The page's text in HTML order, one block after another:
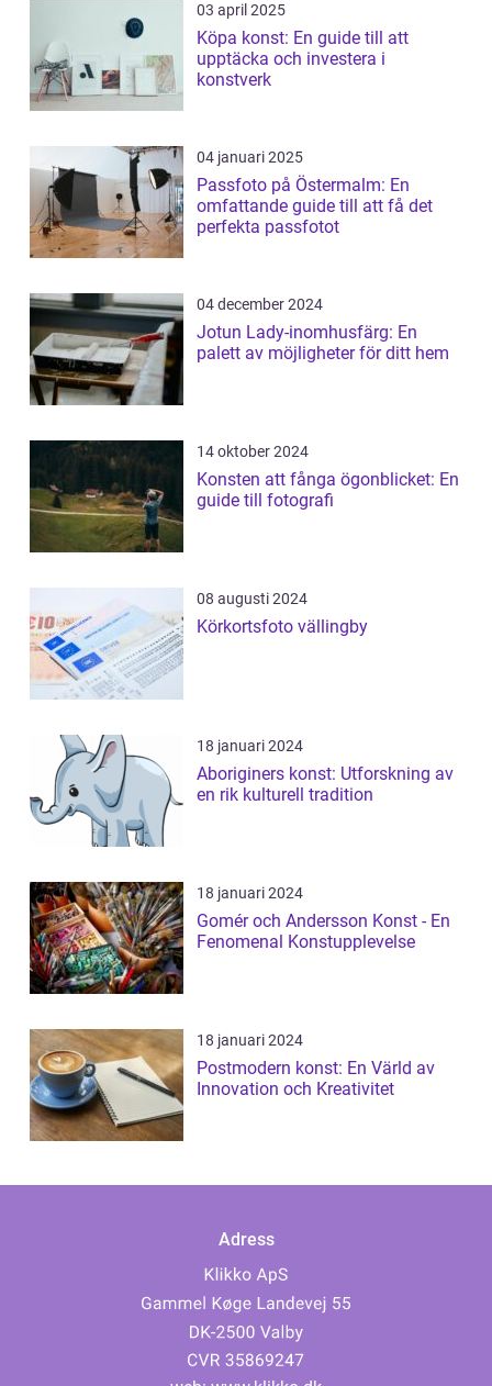
03 april 2025
Köpa konst: En guide till att
upptäcka och investera i
konstverk
04 januari 2025
Passfoto på Östermalm: En
omfattande guide till att få det
perfekta passfotot
04 december 2024
Jotun Lady-inomhusfärg: En
palett av möjligheter för ditt hem
14 oktober 2024
Konsten att fånga ögonblicket: En
guide till fotografi
08 augusti 2024
Körkortsfoto vällingby
18 januari 2024
Aboriginers konst: Utforskning av
en rik kulturell tradition
18 januari 2024
Gomér och Andersson Konst - En
Fenomenal Konstupplevelse
18 januari 2024
Postmodern konst: En Värld av
Innovation och Kreativitet
Adress